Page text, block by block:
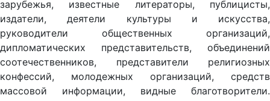
зарубежья, известные литераторы, публицисты,
издатели, деятели культуры и искусства,
руководители общественных организаций,
дипломатических представительств, объединений
соотечественников, представители религиозных
конфессий, молодежных организаций, средств
массовой информации, видные благотворители.